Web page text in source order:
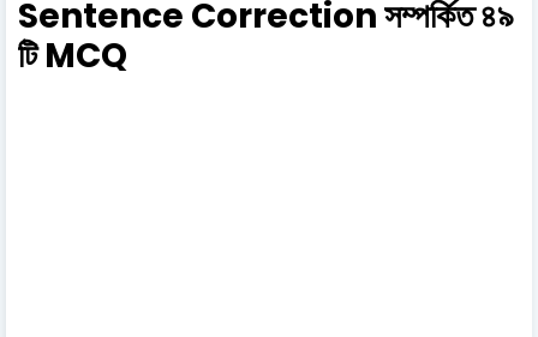
Sentence Correction সম্পর্কিত ৪৯
টি MCQ